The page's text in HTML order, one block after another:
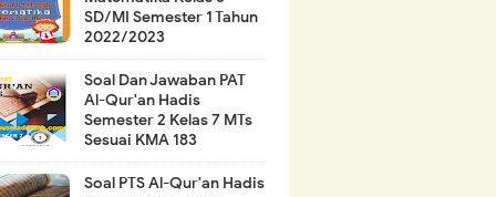
SD/MI Semester 1 Tahun
2022/2023
Soal Dan Jawaban PAT
Al-Qur'an Hadis
Semester 2 Kelas 7 MTs
Sesuai KMA 183
Soal PTS Al-Qur'an Hadis